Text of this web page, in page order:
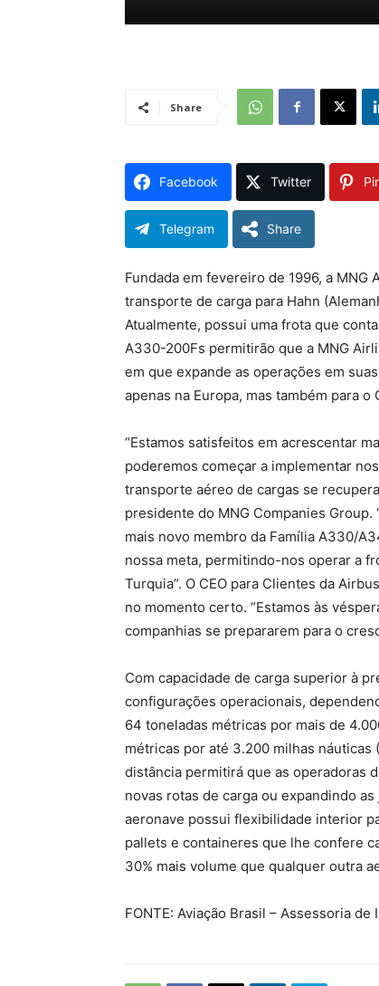
Share
Facebook Twitter
Telegram Share
Fundada em fevereiro de 1996, a
transporte de carga para Hahn
Atualmente, possui uma frota que
A330-200Fs permitirão que a MNG
em que expande as operações em
apenas na Europa, mas também para
“Estamos satisfeitos em acrescentar
poderemos começar a implementar
transporte aéreo de cargas se
presidente do MNG Companies
mais novo membro da Família A330/
nossa meta, permitindo-nos operar a
Turquia”. O CEO para Clientes da
no momento certo. “Estamos às
companhias se prepararem para o
Com capacidade de carga superior à
configurações operacionais,
64 toneladas métricas por mais de
métricas por até 3.200 milhas náuticas
distância permitirá que as operadoras
novas rotas de carga ou expandindo
aeronave possui flexibilidade interior
pallets e containeres que lhe confere
30% mais volume que qualquer outra
FONTE: Aviação Brasil – Assessoria de